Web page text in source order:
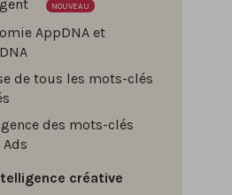
NOUVEAU
AppDNA et
de tous les mots-clés
des mots-clés
créative